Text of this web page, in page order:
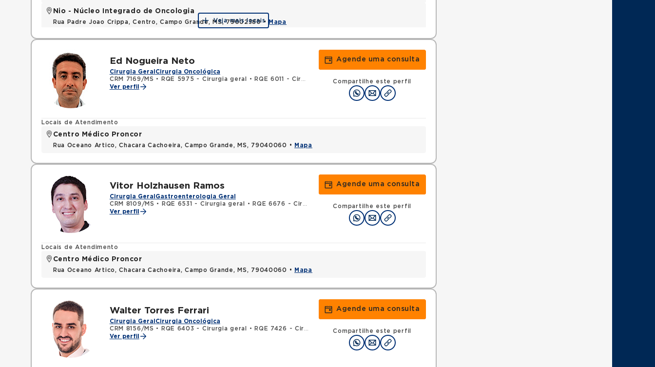
Nio - Núcleo Integrado de Oncologia
Rua Padre Joao Crippa, Centro, Campo Grande, MS, 79002380 • Mapa
Veja mais locais
Ed Nogueira Neto
Cirurgia Geral Cirurgia Oncológica
CRM 7169/MS • RQE 5975 - Cirurgia geral •
RQE 6011 - Cirurgia oncológica
Ver perfil
Agende uma consulta
Compartilhe este perfil
Locais de Atendimento
Centro Médico Proncor
Rua Oceano Artico, Chacara Cachoeira, Campo Grande, MS, 79040060 • Mapa
Vitor Holzhausen Ramos
Cirurgia Geral Gastroenterologia Geral
CRM 8109/MS • RQE 6531 - Cirurgia geral •
RQE 6676 - Cirurgia do aparelho digestivo
Ver perfil
Agende uma consulta
Compartilhe este perfil
Locais de Atendimento
Centro Médico Proncor
Rua Oceano Artico, Chacara Cachoeira, Campo Grande, MS, 79040060 • Mapa
Walter Torres Ferrari
Cirurgia Geral Cirurgia Oncológica
CRM 8156/MS • RQE 6403 - Cirurgia geral •
RQE 7426 - Cirurgia oncológica
Ver perfil
Agende uma consulta
Compartilhe este perfil